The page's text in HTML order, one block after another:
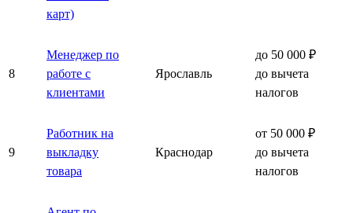
карт)
8
Менеджер по
работе с
клиентами
Ярославль
до 50 000 ₽
до вычета
налогов
9
Работник на
выкладку
товара
Краснодар
от 50 000 ₽
до вычета
налогов